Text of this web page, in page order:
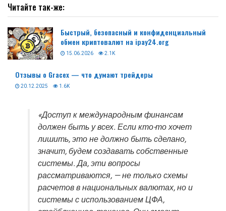
Читайте так-же:
Быстрый, безопасный и конфиденциальный
обмен криптовалют на ipay24.org
15.06.2026 2.1K
Отзывы о Gracex — что думают трейдеры
20.12.2025 1.6K
«Доступ к международным финансам
должен быть у всех. Если кто-то хочет
лишить, это не должно быть сделано,
значит, будем создавать собственные
системы. Да, эти вопросы
рассматриваются, — не только схемы
расчетов в национальных валютах, но и
системы с использованием ЦФА,